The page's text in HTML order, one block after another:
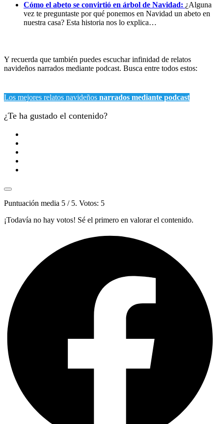
Cómo el abeto se convirtió en árbol de Navidad: ¿Alguna
vez te preguntaste por qué ponemos en Navidad un abeto en
nuestra casa? Esta historia nos lo explica…
Y recuerda que también puedes escuchar infinidad de relatos
navideños narrados mediante podcast. Busca entre todos estos:
Los mejores relatos navideños narrados mediante podcast
¿Te ha gustado el contenido?
Puntuación media 5 / 5. Votos: 5
¡Todavía no hay votos! Sé el primero en valorar el contenido.